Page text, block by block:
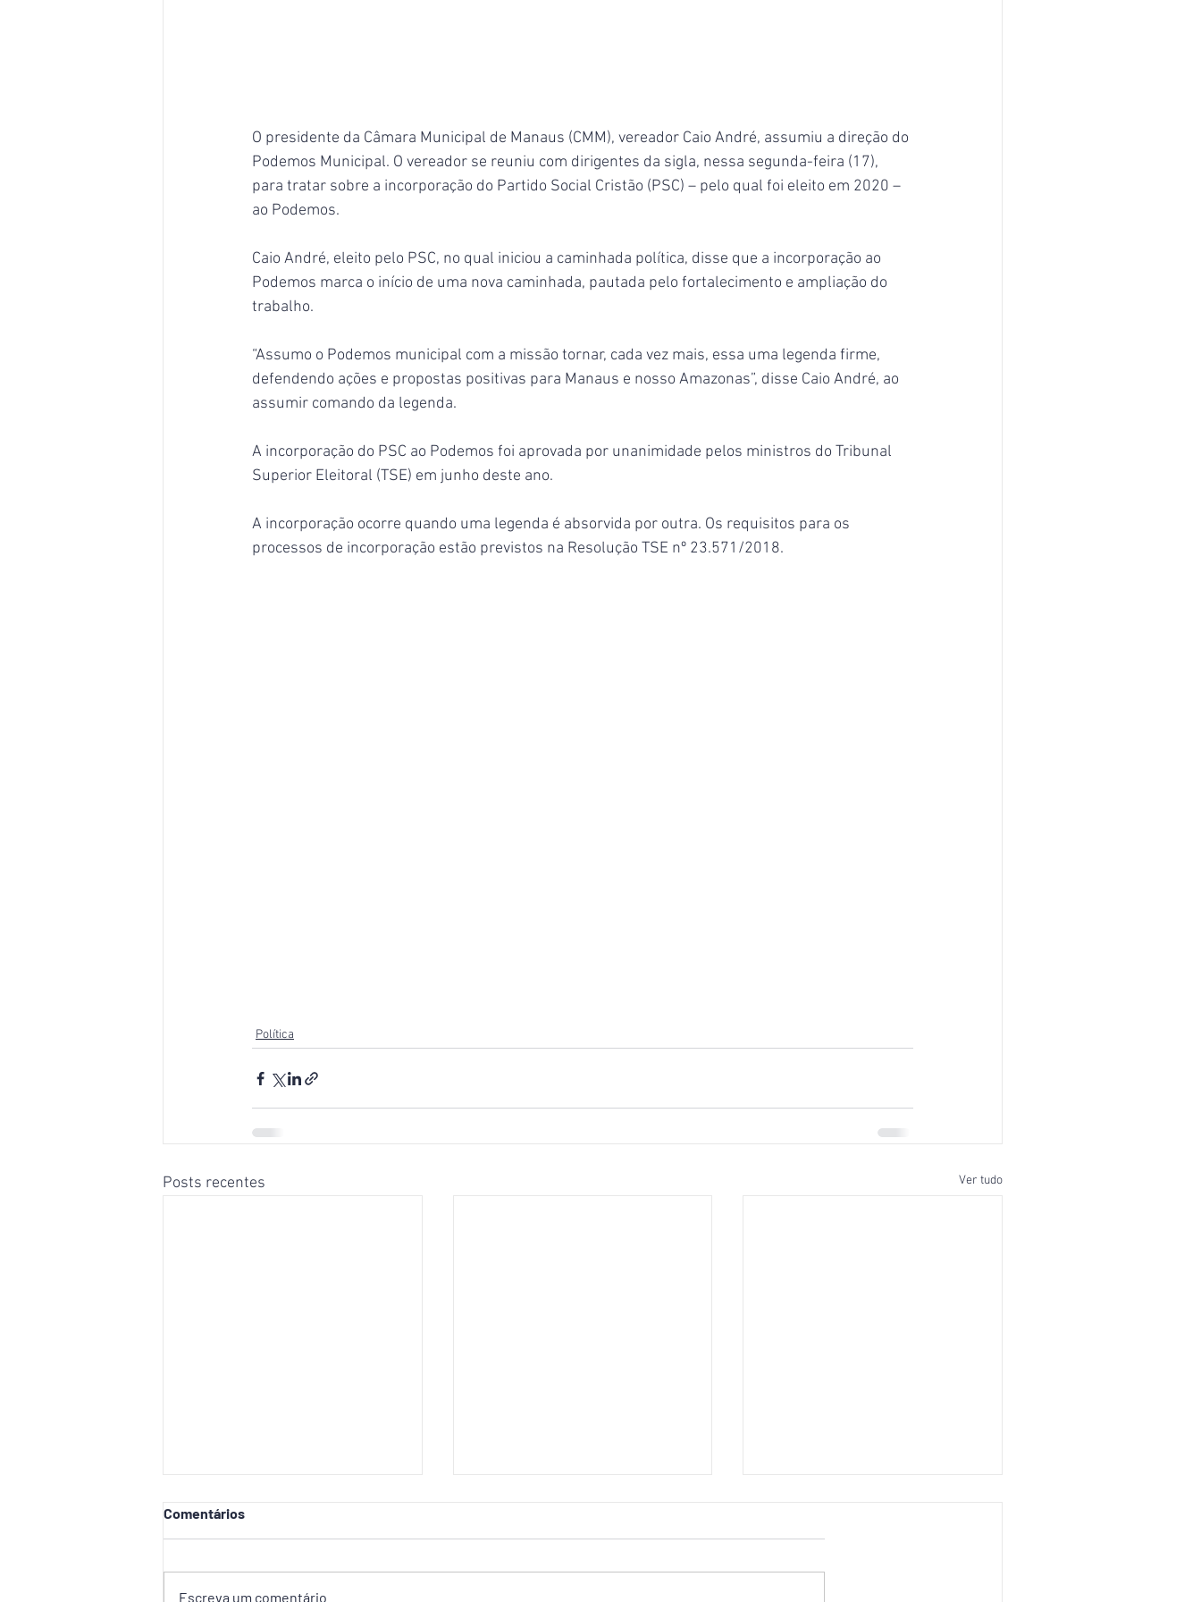
O presidente da Câmara Municipal de Manaus (CMM), vereador Caio André, assumiu a direção do
Podemos Municipal. O vereador se reuniu com dirigentes da sigla, nessa segunda-feira (17),
para tratar sobre a incorporação do Partido Social Cristão (PSC) – pelo qual foi eleito em 2020 –
ao Podemos.
Caio André, eleito pelo PSC, no qual iniciou a caminhada política, disse que a incorporação ao
Podemos marca o início de uma nova caminhada, pautada pelo fortalecimento e ampliação do
trabalho.
“Assumo o Podemos municipal com a missão tornar, cada vez mais, essa uma legenda firme,
defendendo ações e propostas positivas para Manaus e nosso Amazonas”, disse Caio André, ao
assumir comando da legenda.
A incorporação do PSC ao Podemos foi aprovada por unanimidade pelos ministros do Tribunal
Superior Eleitoral (TSE) em junho deste ano.
A incorporação ocorre quando uma legenda é absorvida por outra. Os requisitos para os
processos de incorporação estão previstos na Resolução TSE nº 23.571/2018.
Política
Posts recentes Ver tudo
Comentários
Escreva um comentário